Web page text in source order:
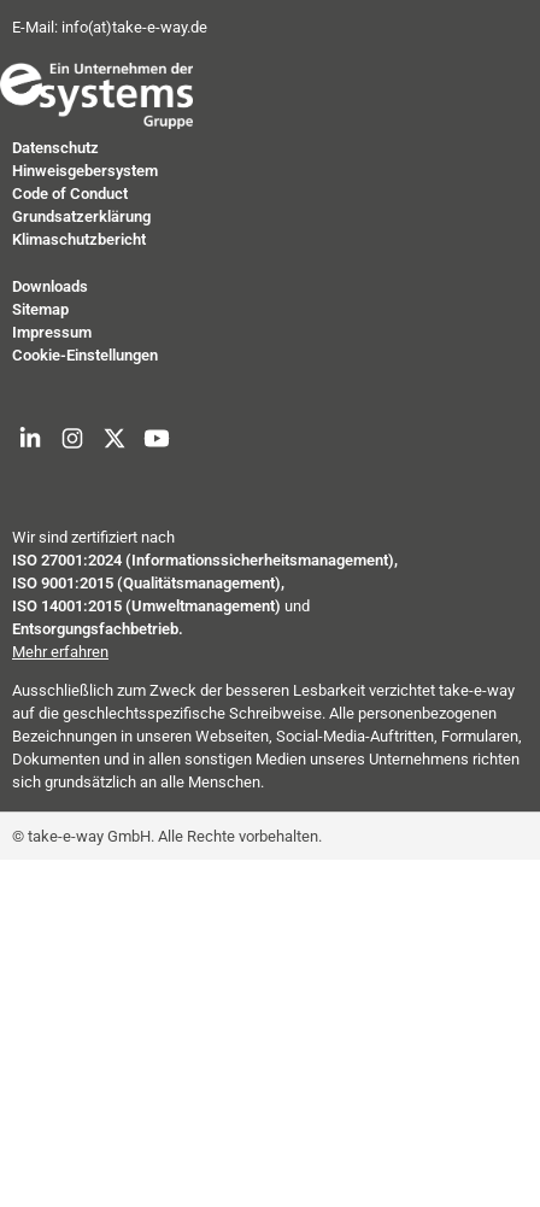
E-Mail: info(at)take-e-way.de
Datenschutz
Hinweisgebersystem
Code of Conduct
Grundsatzerklärung
Klimaschutzbericht
Downloads
Sitemap
Impressum
Cookie-Einstellungen
Wir sind zertifiziert nach
ISO 27001:2024 (Informationssicherheitsmanagement),
ISO 9001:2015 (Qualitätsmanagement),
ISO 14001:2015 (Umweltmanagement) und
Entsorgungsfachbetrieb.
Mehr erfahren
Ausschließlich zum Zweck der besseren Lesbarkeit verzichtet take-e-way
auf die geschlechtsspezifische Schreibweise. Alle personenbezogenen
Bezeichnungen in unseren Webseiten, Social-Media-Auftritten, Formularen,
Dokumenten und in allen sonstigen Medien unseres Unternehmens richten
sich grundsätzlich an alle Menschen.
© take-e-way GmbH. Alle Rechte vorbehalten.